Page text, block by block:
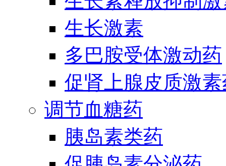
生长激素
多巴胺受体激动药
促肾上腺皮质激
调节血糖药
胰岛素类药